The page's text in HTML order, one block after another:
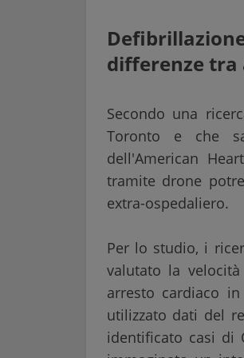
differenze tra
Secondo una
Toronto e che
dell'American
tramite drone
extra-ospedaliero.
Per lo studio, i
valutato la
arresto cardiaco
utilizzato dati del
identificato casi di